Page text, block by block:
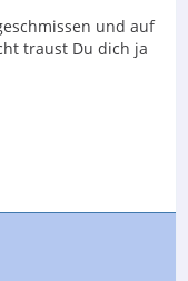
und auf
traust Du dich ja